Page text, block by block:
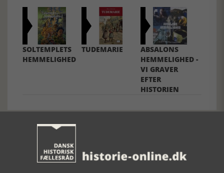
SOLTEMPLETS
HEMMELIGHED
TUDEMARIE
ABSALONS
HEMMELIGHED -
VI GRAVER
EFTER
HISTORIEN